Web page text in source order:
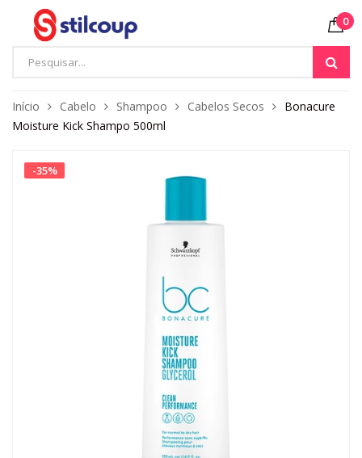
0
Início Cabelo Shampoo Cabelos Secos
Bonacure
Moisture Kick Shampo 500ml
-35%